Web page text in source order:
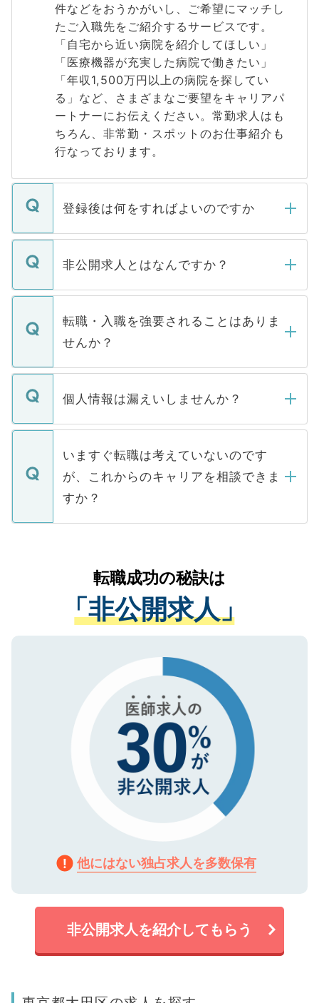
件などをおうかがいし、ご希望にマッチし
たご入職先をご紹介するサービスです。
「自宅から近い病院を紹介してほしい」
「医療機器が充実した病院で働きたい」
「年収1,500万円以上の病院を探してい
る」など、さまざまなご要望をキャリアパ
ートナーにお伝えください。常勤求人はも
ちろん、非常勤・スポットのお仕事紹介も
行なっております。
登録後は何をすればよいのですか
ご登録いただきましたら、弊社担当者がご
登録内容を確認し、その後メールもしくは
ます。通常、5営業日以内にはご連絡をせて
いただきますので、しばらくお待ちくださ
い。
非公開求人とはなんですか？
マイナビDOCTORで取り扱っている求人の
うち約3割は、Webサイトからご覧いただ
けない「非公開求人」です。非公開求人は
下記の理由によって、一般には公開してい
ません。
■応募殺到を避けるため 人気のある医療機
関を公にしてしまうと、応募が殺到する場
に、医療機関が求める条件に合った人材の
みを人材紹介会社に依頼するケースが増え
ています。
転職・入職を強要されることはありま
せんか？
転職・入職を強要することは一切ありませ
ん。また、仮に応募先から内定をいただい
定を承諾する必要はありません。内定先へ
の辞退の連絡はキャリアパートナーが行い
ますので、ご安心ください。
個人情報は漏えいしませんか？
個人情報が漏えいすることはありませんの
で、ご安心ください。当サイトからの登録
などで収集したご登録者様の個人情報は、
ご本人のキャリアアップおよび転職活動の
支援を目的に使用いたします。お預かりし
ているすべての個人データはご本人の許可
は、個人情報の取り扱いについての厳密な
管理基準を満たした事業者のみに付与され
る、プライバシーマークを取得済みです。
ご登録いただいた個人情報は、SSL（デー
で、機密保持に関してもご安心ください。
いますぐ転職は考えていないのです
が、これからのキャリアを相談できま
すか？
かがいして、現在の医療機関の状況や紹介
経験をまじえながら、適切なアドバイスを
させていただきます。すぐにご転職をされ
ない方には、長期的なサポートが可能です
ので、まずはご登録ください。
転職成功の秘訣は
「非公開求人」
他にはない独占求人を多数保有
非公開求人を紹介してもらう